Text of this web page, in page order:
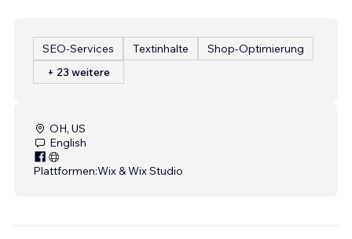
SEO-Services Textinhalte
Shop-Optimierung
+ 23 weitere
OH, US
English
Plattformen:Wix & Wix Studio